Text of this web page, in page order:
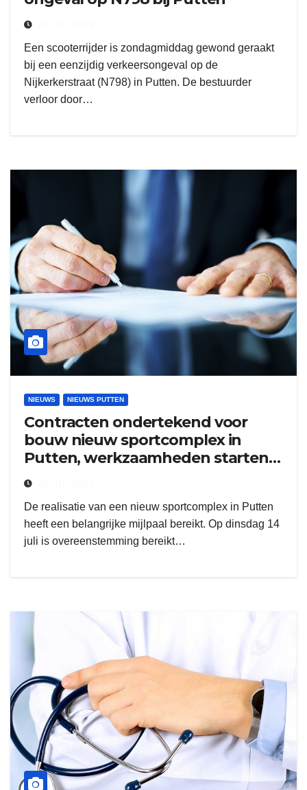
Een scooterrijder is zondagmiddag gewond geraakt
bij een eenzijdig verkeersongeval op de
Nijkerkerstraat (N798) in Putten. De bestuurder
verloor door…
NIEUWS NIEUWS PUTTEN
Contracten ondertekend voor
bouw nieuw sportcomplex in
Putten, werkzaamheden starten
eind augustus
De realisatie van een nieuw sportcomplex in Putten
heeft een belangrijke mijlpaal bereikt. Op dinsdag 14
juli is overeenstemming bereikt…